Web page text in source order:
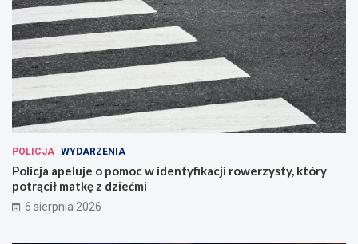
POLICJA WYDARZENIA
Policja apeluje o pomoc w identyfikacji rowerzysty, który
potrącił matkę z dziećmi
6 sierpnia 2026